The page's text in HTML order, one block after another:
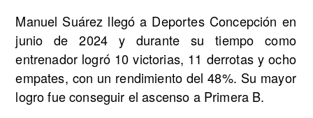
Manuel Suárez llegó a Deportes Concepción en
junio de 2024 y durante su tiempo como
entrenador logró 10 victorias, 11 derrotas y ocho
empates, con un rendimiento del 48%. Su mayor
logro fue conseguir el ascenso a Primera B.